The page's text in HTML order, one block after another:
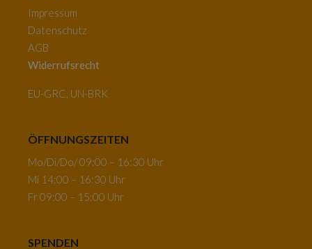
Impressum
Datenschutz
AGB
Widerrufsrecht
EU-GRC, UN-BRK
ÖFFNUNGSZEITEN
Mo/Di/Do/ 09:00 – 16:30 Uhr
Mi 14:00 – 16:30 Uhr
Fr 09:00 – 15:00 Uhr
SPENDEN